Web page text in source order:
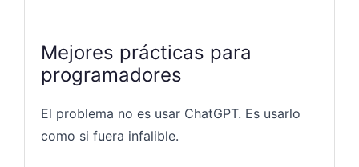
Mejores prácticas para
programadores
El problema no es usar ChatGPT. Es usarlo
como si fuera infalible.